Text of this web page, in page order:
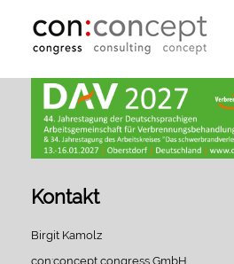
Kontakt
Birgit Kamolz
con:concept congress GmbH